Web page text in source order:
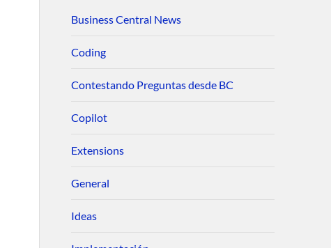
Business Central News
Coding
Contestando Preguntas desde BC
Copilot
Extensions
General
Ideas